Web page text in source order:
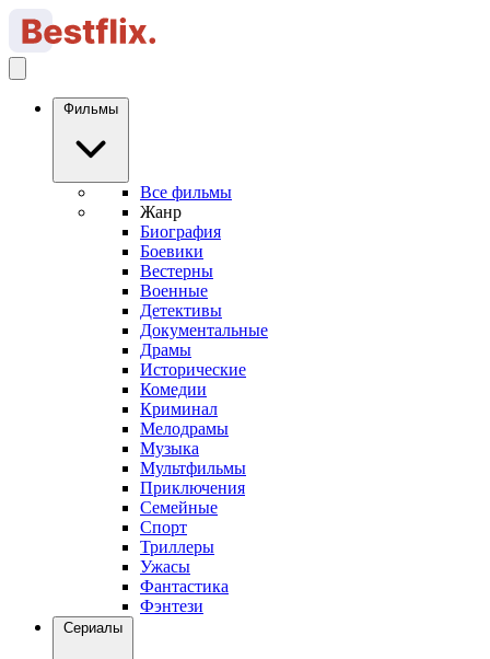
Фильмы
Все фильмы
Жанр
Биография
Боевики
Вестерны
Военные
Детективы
Документальные
Драмы
Исторические
Комедии
Криминал
Мелодрамы
Музыка
Мультфильмы
Приключения
Семейные
Спорт
Триллеры
Ужасы
Фантастика
Фэнтези
Сериалы